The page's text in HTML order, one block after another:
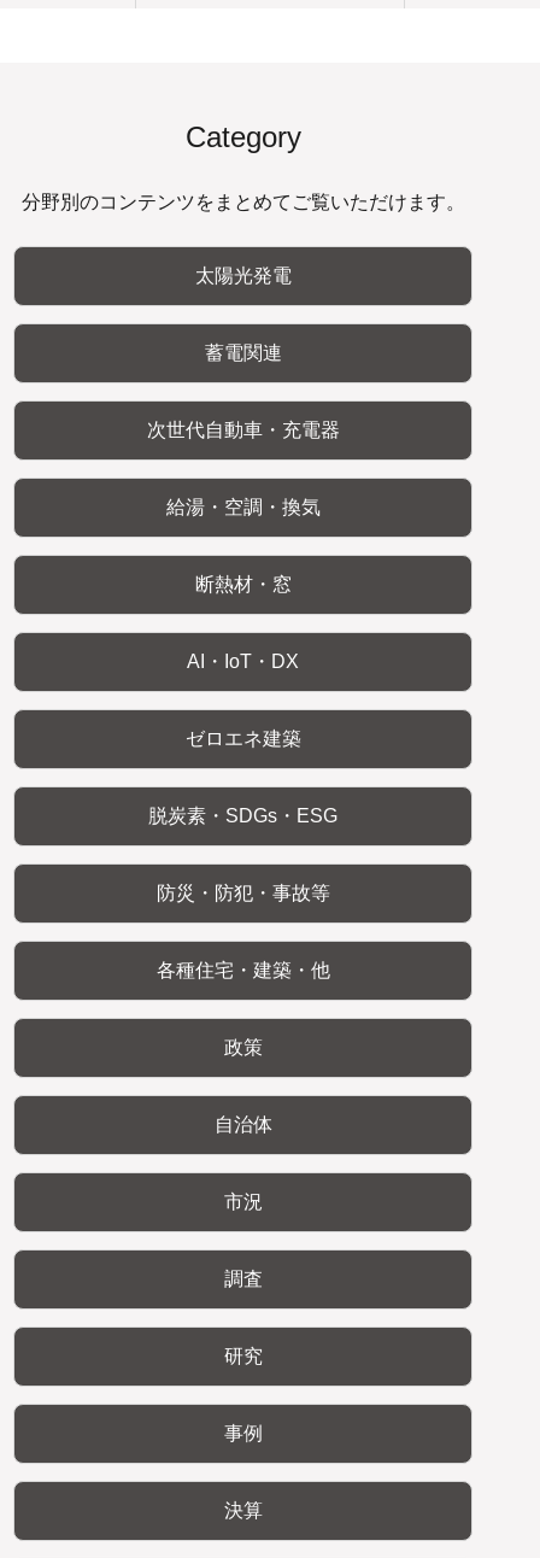
Category
分野別のコンテンツをまとめてご覧いただけます。
太陽光発電
蓄電関連
次世代自動車・充電器
給湯・空調・換気
断熱材・窓
AI・IoT・DX
ゼロエネ建築
脱炭素・SDGs・ESG
防災・防犯・事故等
各種住宅・建築・他
政策
自治体
市況
調査
研究
事例
決算